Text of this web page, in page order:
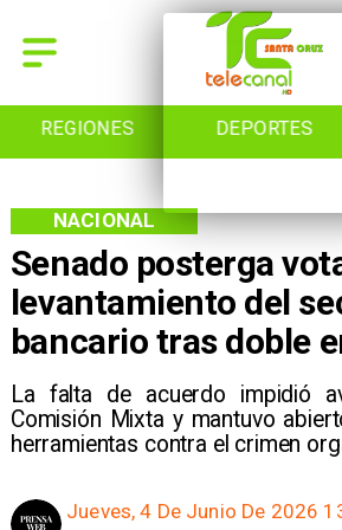
REGIONES DEPORTES
Senado posterga
levantamiento del
bancario tras doble
La falta de acuerdo impidió
Comisión Mixta y mantuvo
herramientas contra el crimen
NACIONAL
Jueves, 4 De Junio De 2026